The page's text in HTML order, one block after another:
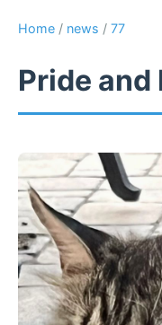
Home / news / 77
Pride and